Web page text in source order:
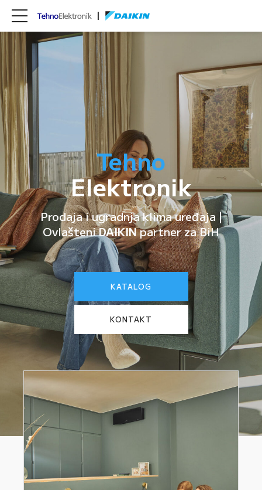
Tehno
Elektronik
Prodaja i ugradnja klima uređaja |
OvlašteniDAIKINpartner za BiH
KATALOG
KONTAKT